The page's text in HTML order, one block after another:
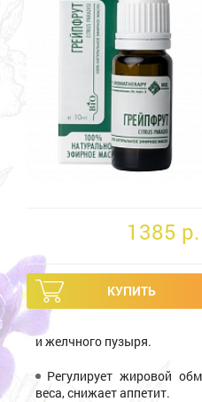
1385 p.
и желчного пузыря.
Регулирует жировой
веса, снижает аппетит.